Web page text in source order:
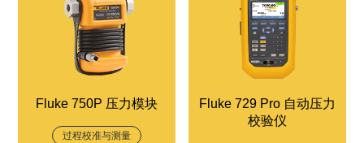
Fluke 750P 压力模块
过程校准与测量
Fluke 729 Pro 自动压力
校验仪